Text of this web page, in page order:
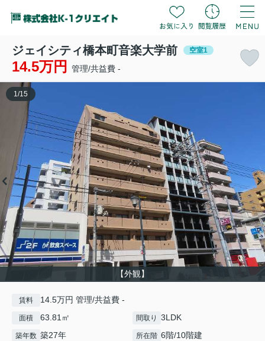
ジェイシティ橋本町音楽大学前 空室1
14.5万円 管理/共益費 -
【外観】
1 /15
賃料 14.5万円 管理/共益費 -
面積 63.81㎡ 間取り 3LDK
築年数 築27年 所在階 6階/10階建